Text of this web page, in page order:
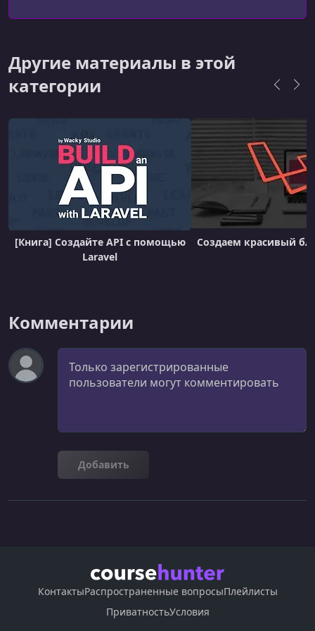
Другие материалы в этой
категории
[Книга] Создайте API с помощью
Laravel
Создаем красивый
Комментарии
Комментарий
Добавить
КонтактыРаспространенные вопросыПлейлисты
ПриватностьУсловия